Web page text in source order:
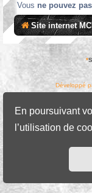
En poursuivant
l’utilisation de
Vous ne pouvez pas
Site internet
*
Développé